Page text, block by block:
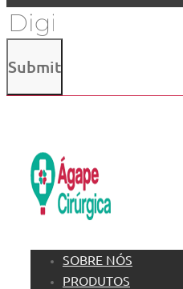
Submit
SOBRE NÓS
PRODUTOS